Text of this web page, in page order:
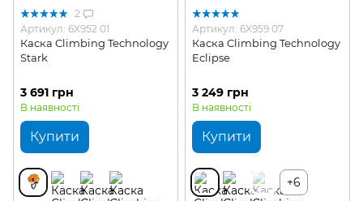
2
Артикул: 6X952 01
Каска Climbing Technology
Stark
3 691 грн
В наявності
Купити
Артикул: 6X959 07
Каска Climbing Technology
Eclipse
3 249 грн
В наявності
Купити
+6